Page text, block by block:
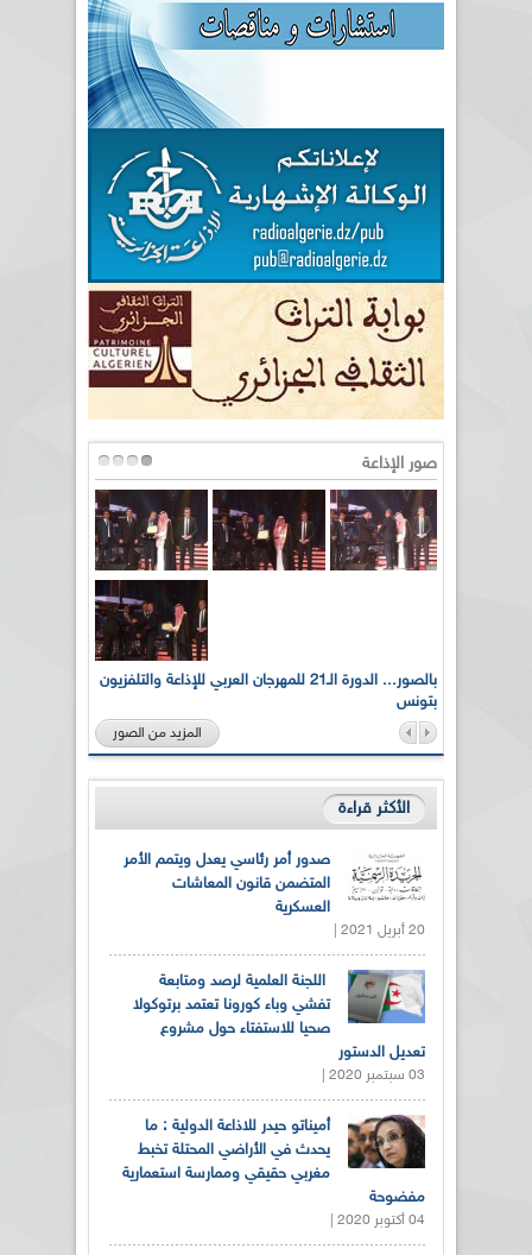
صور الإذاعة
بالصور... الدورة الـ21 للمهرجان العربي للإذاعة والتلفزيون
بتونس
المزيد من الصور
الأكثر قراءة
صدور أمر رئاسي يعدل ويتمم الأمر
المتضمن قانون المعاشات
العسكرية
20 أبريل 2021 |
اللجنة العلمية لرصد ومتابعة
تفشي وباء كورونا تعتمد برتوكولا
صحيا للاستفتاء حول مشروع
تعديل الدستور
03 سبتمبر 2020 |
أميناتو حيدر للاذاعة الدولية : ما
يحدث في الأراضي المحتلة تخبط
مغربي حقيقي وممارسة استعمارية
مفضوحة
04 أكتوبر 2020 |